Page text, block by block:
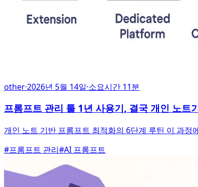
other·2026년 5월 14일·소요시간 11분
프롬프트 관리 툴 1년 사용기, 결국 개인 노트
개인 노트 기반 프롬프트 최적화의 6단계 루틴 이 과
#프롬프트 관리#AI 프롬프트